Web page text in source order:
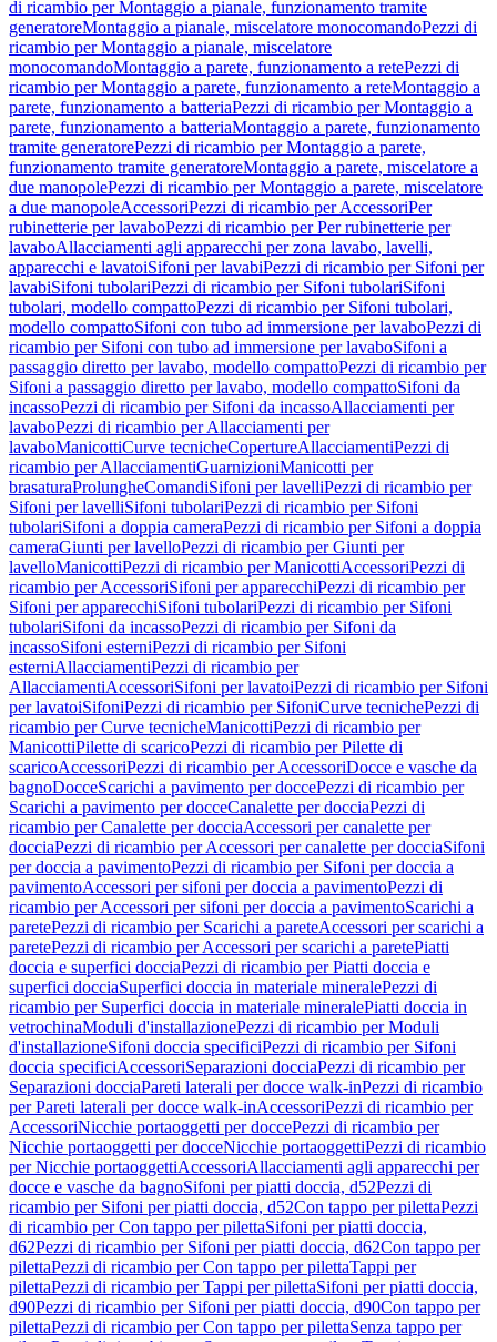
di ricambio per Montaggio a pianale, funzionamento tramite
generatoreMontaggio a pianale, miscelatore monocomandoPezzi di
ricambio per Montaggio a pianale, miscelatore
monocomandoMontaggio a parete, funzionamento a retePezzi di
ricambio per Montaggio a parete, funzionamento a reteMontaggio a
parete, funzionamento a batteriaPezzi di ricambio per Montaggio a
parete, funzionamento a batteriaMontaggio a parete, funzionamento
tramite generatorePezzi di ricambio per Montaggio a parete,
funzionamento tramite generatoreMontaggio a parete, miscelatore a
due manopolePezzi di ricambio per Montaggio a parete, miscelatore
a due manopoleAccessoriPezzi di ricambio per AccessoriPer
rubinetterie per lavaboPezzi di ricambio per Per rubinetterie per
lavaboAllacciamenti agli apparecchi per zona lavabo, lavelli,
apparecchi e lavatoiSifoni per lavabiPezzi di ricambio per Sifoni per
lavabiSifoni tubolariPezzi di ricambio per Sifoni tubolariSifoni
tubolari, modello compattoPezzi di ricambio per Sifoni tubolari,
modello compattoSifoni con tubo ad immersione per lavaboPezzi di
ricambio per Sifoni con tubo ad immersione per lavaboSifoni a
passaggio diretto per lavabo, modello compattoPezzi di ricambio per
Sifoni a passaggio diretto per lavabo, modello compattoSifoni da
incassoPezzi di ricambio per Sifoni da incassoAllacciamenti per
lavaboPezzi di ricambio per Allacciamenti per
lavaboManicottiCurve tecnicheCopertureAllacciamentiPezzi di
ricambio per AllacciamentiGuarnizioniManicotti per
brasaturaProlungheComandiSifoni per lavelliPezzi di ricambio per
Sifoni per lavelliSifoni tubolariPezzi di ricambio per Sifoni
tubolariSifoni a doppia cameraPezzi di ricambio per Sifoni a doppia
cameraGiunti per lavelloPezzi di ricambio per Giunti per
lavelloManicottiPezzi di ricambio per ManicottiAccessoriPezzi di
ricambio per AccessoriSifoni per apparecchiPezzi di ricambio per
Sifoni per apparecchiSifoni tubolariPezzi di ricambio per Sifoni
tubolariSifoni da incassoPezzi di ricambio per Sifoni da
incassoSifoni esterniPezzi di ricambio per Sifoni
esterniAllacciamentiPezzi di ricambio per
AllacciamentiAccessoriSifoni per lavatoiPezzi di ricambio per Sifoni
per lavatoiSifoniPezzi di ricambio per SifoniCurve tecnichePezzi di
ricambio per Curve tecnicheManicottiPezzi di ricambio per
ManicottiPilette di scaricoPezzi di ricambio per Pilette di
scaricoAccessoriPezzi di ricambio per AccessoriDocce e vasche da
bagnoDocceScarichi a pavimento per doccePezzi di ricambio per
Scarichi a pavimento per docceCanalette per docciaPezzi di
ricambio per Canalette per docciaAccessori per canalette per
docciaPezzi di ricambio per Accessori per canalette per docciaSifoni
per doccia a pavimentoPezzi di ricambio per Sifoni per doccia a
pavimentoAccessori per sifoni per doccia a pavimentoPezzi di
ricambio per Accessori per sifoni per doccia a pavimentoScarichi a
paretePezzi di ricambio per Scarichi a pareteAccessori per scarichi a
paretePezzi di ricambio per Accessori per scarichi a paretePiatti
doccia e superfici docciaPezzi di ricambio per Piatti doccia e
superfici docciaSuperfici doccia in materiale mineralePezzi di
ricambio per Superfici doccia in materiale mineralePiatti doccia in
vetrochinaModuli d'installazionePezzi di ricambio per Moduli
d'installazioneSifoni doccia specificiPezzi di ricambio per Sifoni
doccia specificiAccessoriSeparazioni docciaPezzi di ricambio per
Separazioni docciaPareti laterali per docce walk-inPezzi di ricambio
per Pareti laterali per docce walk-inAccessoriPezzi di ricambio per
AccessoriNicchie portaoggetti per doccePezzi di ricambio per
Nicchie portaoggetti per docceNicchie portaoggettiPezzi di ricambio
per Nicchie portaoggettiAccessoriAllacciamenti agli apparecchi per
docce e vasche da bagnoSifoni per piatti doccia, d52Pezzi di
ricambio per Sifoni per piatti doccia, d52Con tappo per pilettaPezzi
di ricambio per Con tappo per pilettaSifoni per piatti doccia,
d62Pezzi di ricambio per Sifoni per piatti doccia, d62Con tappo per
pilettaPezzi di ricambio per Con tappo per pilettaTappi per
pilettaPezzi di ricambio per Tappi per pilettaSifoni per piatti doccia,
d90Pezzi di ricambio per Sifoni per piatti doccia, d90Con tappo per
pilettaPezzi di ricambio per Con tappo per pilettaSenza tappo per